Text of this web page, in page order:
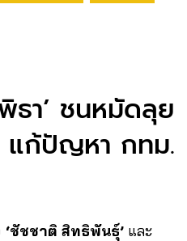
ธา’ ชนหมัดลุย
แก้ปัญหา กทม.
‘ชัชชาติ สิทธิพันธุ์’ และ